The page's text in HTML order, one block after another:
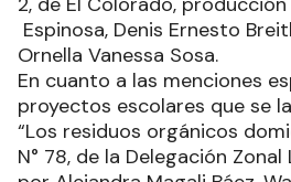
Espinosa, Denis Ernesto
Ornella Vanessa Sosa.
En cuanto a las menciones
proyectos escolares que se
“Los residuos orgánicos
N° 78, de la Delegación